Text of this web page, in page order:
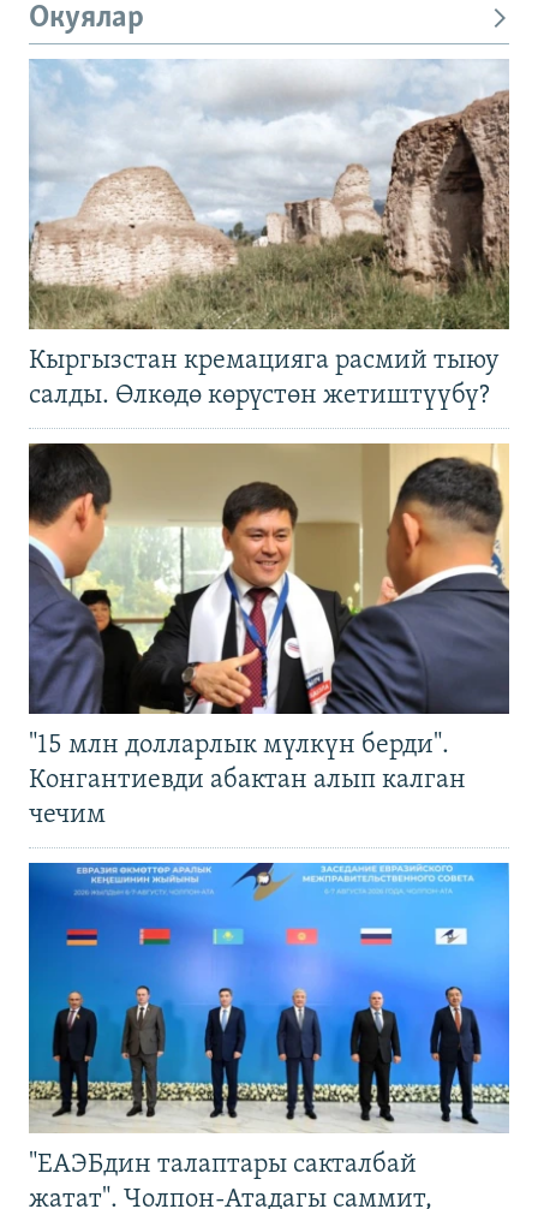
Окуялар
Кыргызстан кремацияга расмий тыюу
салды. Өлкөдө көрүстөн жетиштүүбү?
"15 млн долларлык мүлкүн берди".
Конгантиевди абактан алып калган
чечим
"ЕАЭБдин талаптары сакталбай
жатат". Чолпон-Атадагы саммит,